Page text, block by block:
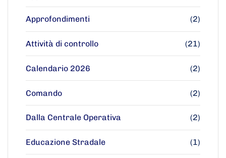
Approfondimenti (2)
Attività di controllo (21)
Calendario 2026 (2)
Comando (2)
Dalla Centrale Operativa (2)
Educazione Stradale (1)